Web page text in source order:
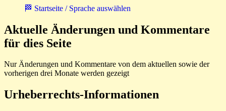
🏁 Startseite / Sprache auswählen
Aktuelle Änderungen und Kommentare
für dies Seite
Nur Änderungen und Kommentare von dem aktuellen sowie der
vorherigen drei Monate werden gezeigt
Urheberrechts-Informationen